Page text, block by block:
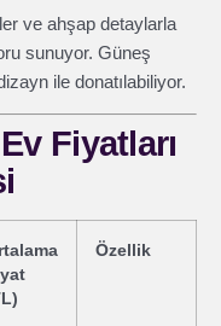
ve ahşap detaylarla
sunuyor. Güneş
ile donatılabiliyor.
Fiyatları
Özellik